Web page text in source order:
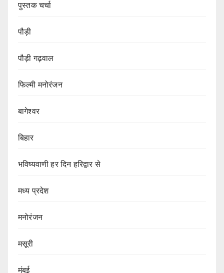
पुस्तक चर्चा
पौड़ी
पौड़ी गढ़वाल
फिल्मी मनोरंजन
बागेश्वर
बिहार
भविष्यवाणी हर दिन हरिद्वार से
मध्य प्रदेश
मनोरंजन
मसूरी
मुंबई